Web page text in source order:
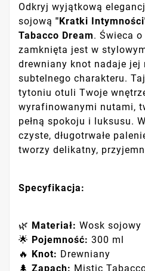
Odkryj wyjątkową
sojową "Kratki
Tabacco Dream. Świeca
zamknięta jest w
drewniany knot nadaje jej
subtelnego charakteru.
tytoniu otuli Twoje
wyrafinowanymi nutami,
pełną spokoju i luksusu.
czyste, długotrwałe
tworzy delikatny,
Specyfikacja:
🌿 Materiał: Wosk sojowy
🌟 Pojemność: 300 ml
🔥
Knot: Drewniany
🌲 Zapach: Mistic